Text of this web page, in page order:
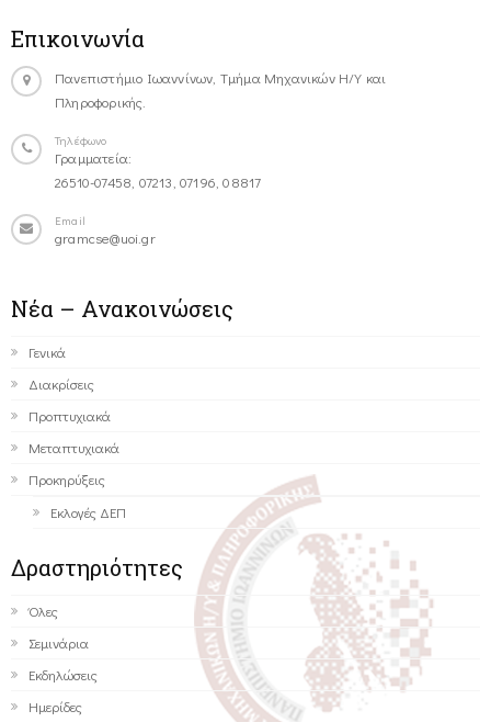
Επικοινωνία
Πανεπιστήμιο Ιωαννίνων, Τμήμα Μηχανικών Η/Υ και
Πληροφορικής.
Τηλέφωνο
Γραμματεία:
26510-07458, 07213, 07196, 08817
Email
gramcse@uoi.gr
Νέα – Ανακοινώσεις
Γενικά
Διακρίσεις
Προπτυχιακά
Μεταπτυχιακά
Προκηρύξεις
Εκλογές ΔΕΠ
Δραστηριότητες
Όλες
Σεμινάρια
Εκδηλώσεις
Ημερίδες